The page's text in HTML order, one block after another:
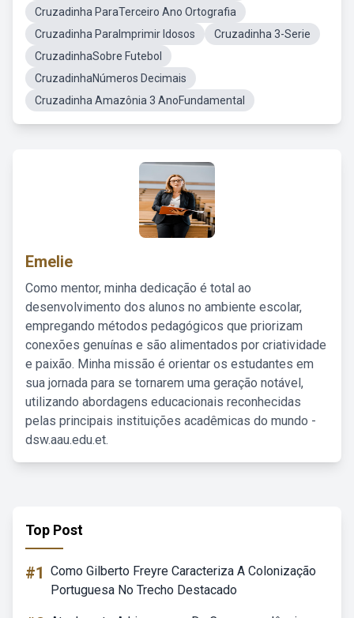
Cruzadinha ParaTerceiro Ano Ortografia
Cruzadinha ParaImprimir Idosos
Cruzadinha 3-Serie
CruzadinhaSobre Futebol
CruzadinhaNúmeros Decimais
Cruzadinha Amazônia 3 AnoFundamental
Emelie
Como mentor, minha dedicação é total ao
desenvolvimento dos alunos no ambiente escolar,
empregando métodos pedagógicos que priorizam
conexões genuínas e são alimentados por criatividade
e paixão. Minha missão é orientar os estudantes em
sua jornada para se tornarem uma geração notável,
utilizando abordagens educacionais reconhecidas
pelas principais instituições acadêmicas do mundo -
dsw.aau.edu.et.
Top Post
#1 Como Gilberto Freyre Caracteriza A Colonização
Portuguesa No Trecho Destacado